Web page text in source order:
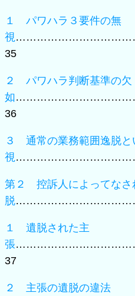
１ パワハラ３要件の無
視
35
２ パワハラ判断基準の欠
如
36
３ 通常の業務範囲逸脱と
視
第２ 控訴人によってなさ
脱
１ 遺脱された主
張
37
２ 主張の遺脱の違法